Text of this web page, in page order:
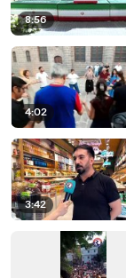
8:56
4:02
3:42